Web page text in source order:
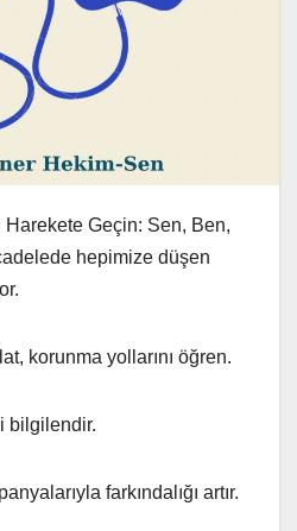
Harekete Geçin: Sen, Ben,
hepimize düşen
korunma yollarını öğren.
bilgilendir.
farkındalığı artır.